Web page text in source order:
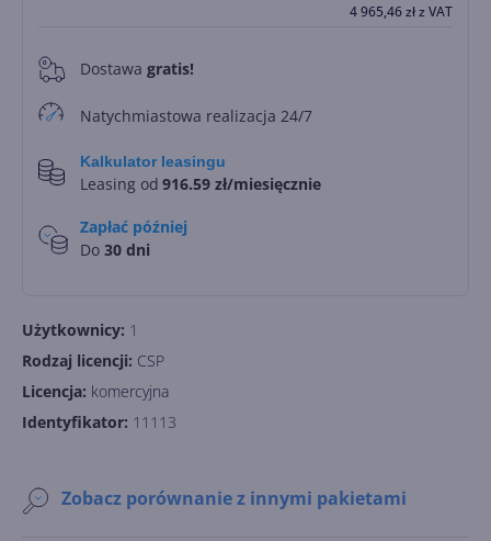
4 965,46złz VAT
0 Dostawa gratis!
Natychmiastowa realizacja 24/7
Kalkulator leasingu
Leasing od 916.59 zł/miesięcznie
Zapłać później
Do 30 dni
Użytkownicy: 1
Rodzaj licencji: CSP
Licencja: komercyjna
Identyfikator: 11113
Zobacz porównanie z innymi pakietami